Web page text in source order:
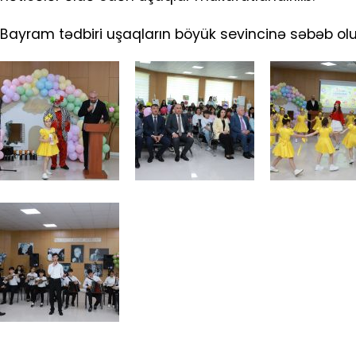
Bayram tədbiri uşaqların böyük sevincinə səbəb